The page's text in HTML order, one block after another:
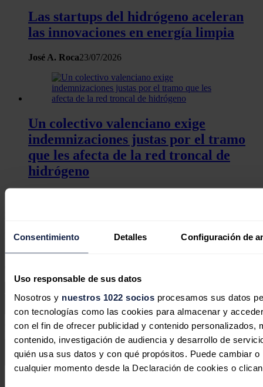
Consentimiento Detalles Configuración de
Uso responsable de sus datos
Nosotros y nuestros 1022 sociosprocesamos sus datos
con tecnologías como las cookies para almacenar y
con el fin de ofrecer publicidad y contenido personalizados,
contenido, investigación de audiencia y desarrollo de
quién usa sus datos y con qué propósitos. Puede cambiar
cualquier momento desde la Declaración de cookies o
Las startups del hidrógeno aceleran
las innovaciones en energía limpia
José A. Roca23/07/2026
Un colectivo valenciano exige
indemnizaciones justas por el tramo
que les afecta de la red troncal de
hidrógeno
Deja tu comentario
Tu dirección de correo electrónico no será publicada. Todos los
Este sitio web está protegido por reCAPTCHA y la Política de
Términos de servicio de Google aplican.
Enviar comentario